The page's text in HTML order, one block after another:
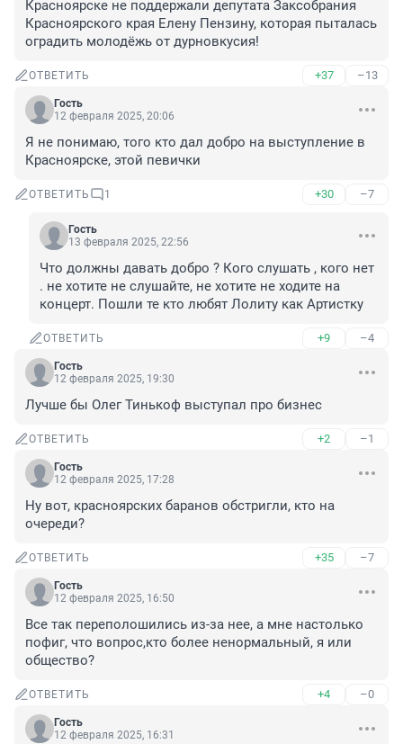
Красноярске не поддержали депутата Заксобрания
Красноярского края Елену Пензину, которая пыталась
оградить молодёжь от дурновкусия!
ОТВЕТИТЬ +37 –13
Гость
12 февраля 2025, 20:06
Я не понимаю, того кто дал добро на выступление в
Красноярске, этой певички
ОТВЕТИТЬ 1 +30 –7
Гость
13 февраля 2025, 22:56
Что должны давать добро ? Кого слушать , кого нет
. не хотите не слушайте, не хотите не ходите на
концерт. Пошли те кто любят Лолиту как Артистку
ОТВЕТИТЬ +9 –4
Гость
12 февраля 2025, 19:30
Лучше бы Олег Тинькоф выступал про бизнес
ОТВЕТИТЬ +2 –1
Гость
12 февраля 2025, 17:28
Ну вот, красноярских баранов обстригли, кто на
очереди?
ОТВЕТИТЬ +35 –7
Гость
12 февраля 2025, 16:50
Все так переполошились из-за нее, а мне настолько
пофиг, что вопрос,кто более ненормальный, я или
общество?
ОТВЕТИТЬ +4 –0
Гость
12 февраля 2025, 16:31